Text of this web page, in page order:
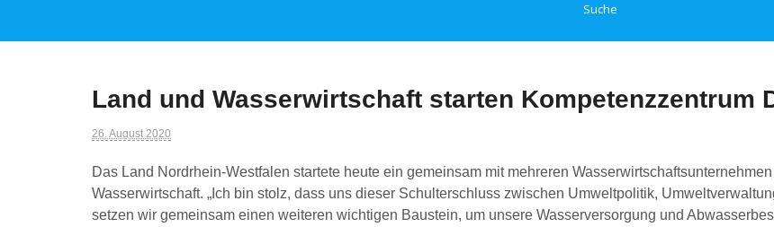
Suche
Land und Wasserwirtschaft starten Kompetenzzentrum
26. August 2020
Das Land Nordrhein-Westfalen startete heute ein gemeinsam mit mehreren
Wasserwirtschaft. „Ich bin stolz, dass uns dieser Schulterschluss zwischen Umweltpolitik,
setzen wir gemeinsam einen weiteren wichtigen Baustein, um unsere Wasserversorgung und